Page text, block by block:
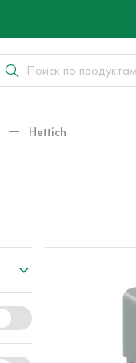
Hettich